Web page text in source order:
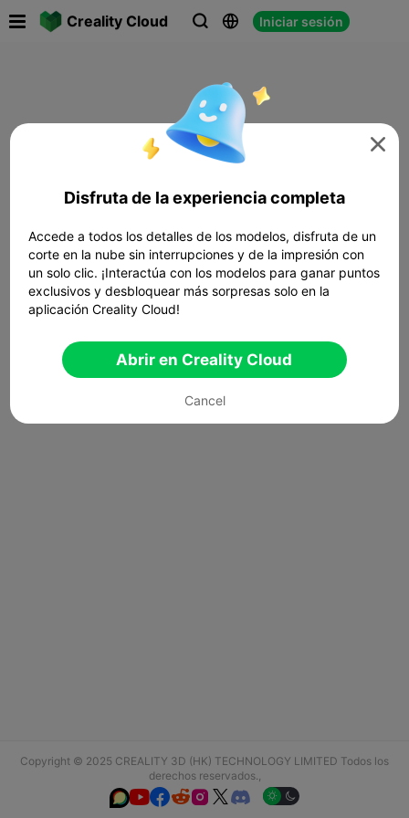
Creality Cloud   Iniciar sesión
Copyright © 2025 CREALITY 3D (HK) TECHNOLOGY LIMITED Todos los
derechos reservados.,
  

Disfruta de la experiencia completa
Accede a todos los detalles de los modelos, disfruta de un
corte en la nube sin interrupciones y de la impresión con
un solo clic. ¡Interactúa con los modelos para ganar puntos
exclusivos y desbloquear más sorpresas solo en la
aplicación Creality Cloud!
Abrir en Creality Cloud
Cancel